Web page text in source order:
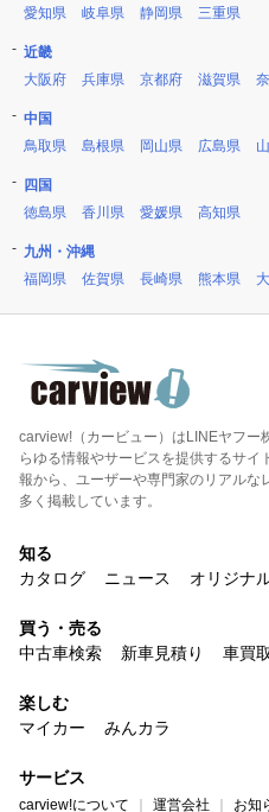
愛知県
岐阜県 静岡県 三重県
近畿
大阪府
兵庫県 京都府 滋賀県
中国
鳥取県
島根県 岡山県 広島県
四国
徳島県
香川県 愛媛県 高知県
九州・沖縄
福岡県
佐賀県 長崎県 熊本県
carview!（カービュー）はLINEヤフー
らゆる情報やサービスを提供するサ
報から、ユーザーや専門家のリアルな
多く掲載しています。
知る
カタログ
ニュース オリジナ
買う・売る
中古車検索
新車見積り 車買取
楽しむ
マイカー
みんカラ
サービス
carview!について 運営会社 お知